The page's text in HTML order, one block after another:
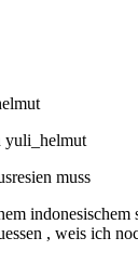
yuli_helmut
muss
indonesischem
, weis ich